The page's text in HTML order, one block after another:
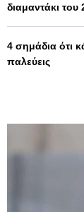
διαμαντάκι του
4 σημάδια ότι
παλεύεις